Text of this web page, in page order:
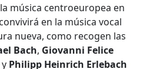
música centroeuropea en
en la música vocal
nueva, como recogen las
Bach, Giovanni Felice
y Philipp Heinrich Erlebach